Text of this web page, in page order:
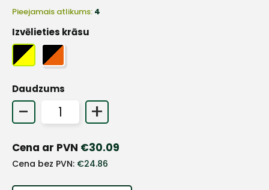
Pieejamais atlikums: 4
Izvēlieties krāsu
Daudzums
- +
Cena ar PVN €30.09
Cena bez PVN: €24.86